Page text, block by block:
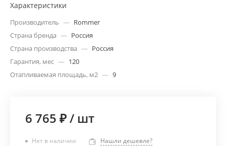
Характеристики
Производитель — Rommer
Страна бренда — Россия
Страна производства — Россия
Гарантия, мес — 120
Отапливаемая площадь, м2 — 9
6 765 ₽/ шт
Нет в наличии Нашли дешевле?